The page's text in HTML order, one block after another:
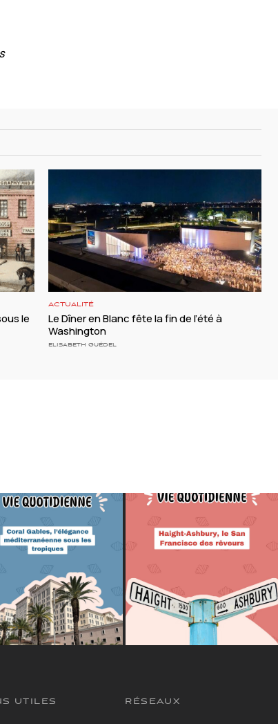
le
ACTUALITÉ
Le Dîner en Blanc fête la fin de l’été à
Washington
ELISABETH GUÉDEL
UTILES RÉSEAUX